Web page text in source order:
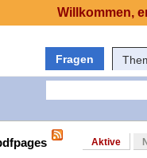
Fragen
Aktive
Willkommen,